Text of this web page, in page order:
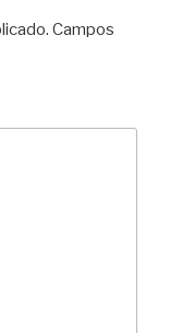
Campos